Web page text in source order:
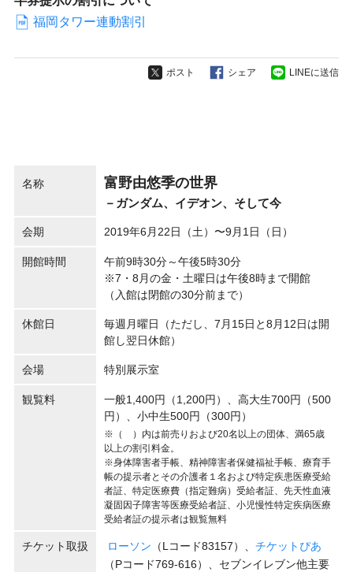
福岡タワー連動割引
ポスト シェア LINEに送信
名称 富野由悠季の世界
－ガンダム、イデオン、そして今
会期 2019年6月22日（土）〜9月1日（日）
開館時間
午前9時30分～午後5時30分
※7・8月の金・土曜日は午後8時まで開館
（入館は閉館の30分前まで）
休館日
毎週月曜日（ただし、7月15日と8月12日は開
館し翌日休館）
会場 特別展示室
観覧料
一般1,400円（1,200円）、高大生700円（500
円）、小中生500円（300円）
※（ ）内は前売りおよび20名以上の団体、満65歳
以上の割引料金。
※身体障害者手帳、精神障害者保健福祉手帳、療育手
帳の提示者とその介護者１名および特定疾患医療受給
者証、特定医療費（指定難病）受給者証、先天性血液
凝固因子障害等医療受給者証、小児慢性特定疾病医療
受給者証の提示者は観覧無料
チケット取扱 ローソン （Lコード83157）、 チケットぴあ
（Pコード769-616）、セブンイレブン他主要